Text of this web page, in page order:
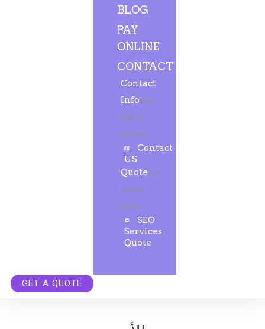
BLOG
PAY
ONLINE
CONTACT
Contact
InfoFeel
free to
contact.
Contact
US
QuoteGet
instant
quote.
SEO
Services
Quote
GET A QUOTE